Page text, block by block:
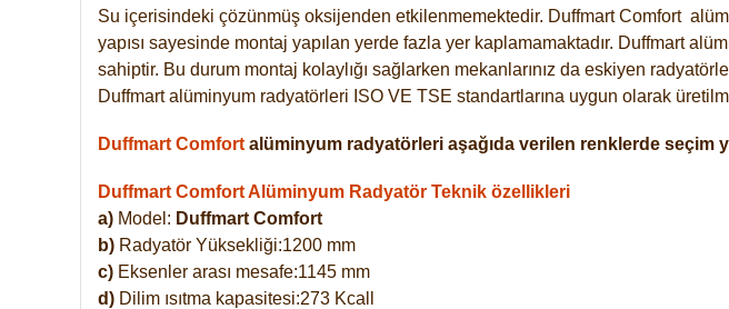
Su içerisindeki çözünmüş oksijenden etkilenmemektedir. DuffmartComfort
yapısı sayesinde montaj yapılan yerde fazla yer kaplamamaktadır. Duffmart
sahiptir. Bu durum montaj kolaylığı sağlarken mekanlarınız da eskiyen
Duffmart alüminyum radyatörleri ISO VE TSE standartlarına uygun olarak
Duffmart Comfort alüminyum radyatörleri aşağıda verilen renklerde seçim
Duffmart Comfort Alüminyum Radyatör Teknik özellikleri
a) Model: Duffmart Comfort
b) Radyatör Yüksekliği:1200 mm
c) Eksenler arası mesafe:1145 mm
d) Dilim ısıtma kapasitesi:273 Kcall